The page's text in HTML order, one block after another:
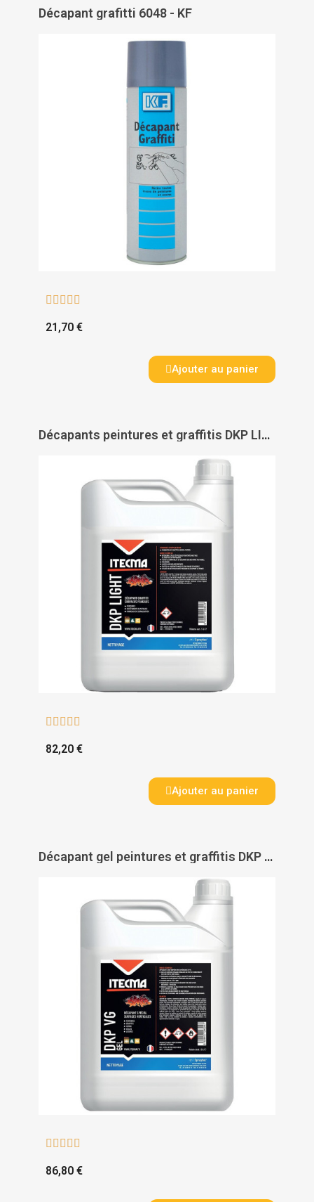
Décapant grafitti 6048 - KF
    
21,70 €
Ajouter au panier
Décapants peintures et graffitis DKP LIGHT - ITECMA
    
82,20 €
Ajouter au panier
Décapant gel peintures et graffitis DKP VG G - ITECMA
    
86,80 €